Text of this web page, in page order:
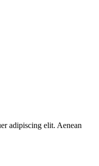
adipiscing elit. Aenean